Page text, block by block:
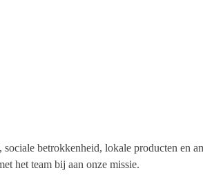
betrokkenheid, lokale producten en
het team bij aan onze missie.